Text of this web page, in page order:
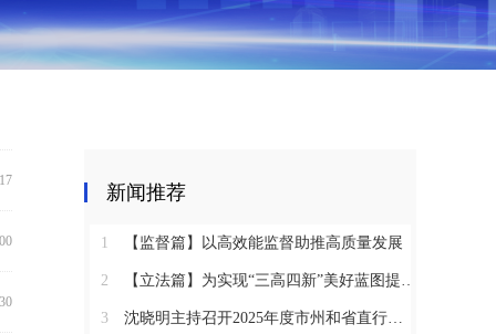
新闻推荐
1 【监督篇】以高效能监督助推高质量发展
2 【立法篇】为实现“三高四新”美好蓝图提供坚实法治保障
3 沈晓明主持召开2025年度市州和省直行业系统党（工）委书记抓基层党建工作述职评议会议